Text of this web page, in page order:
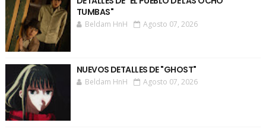
TUMBAS"
Beldam HnH Agosto 07, 2026
NUEVOS DETALLES DE "GHOST"
Beldam HnH Agosto 07, 2026